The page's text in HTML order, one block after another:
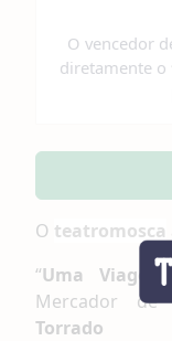
O vencedor
diretamente o
O teatromosca
“Uma
Mercador de
Torrado